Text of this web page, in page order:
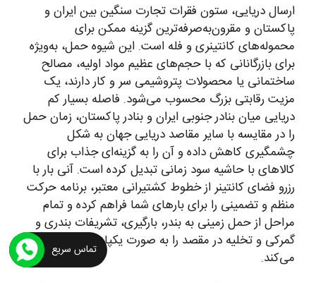
ارسال دریایی، ستون فقرات تجارت سنگین بین ایران و
پاکستان و مقرون‌به‌صرفه‌ترین گزینه ممکن برای
محموله‌های کانتینری و فله است. این شیوه حمل، به‌ویژه
برای بازرگانانی که با حجم‌های عظیم مواد اولیه، مصالح
ساختمانی یا محصولات پتروشیمی سر و کار دارند، یک
مزیت رقابتی بزرگ محسوب می‌شود. فاصله بسیار کم
دریایی میان بنادر جنوبی ایران و بنادر پاکستان، زمان حمل
را در مقایسه با سایر مقاصد دریایی جهان به شکل
چشمگیری کاهش داده و آن را به گزینه‌ای جذاب برای
کالاهای با حاشیه سود زمانی تبدیل کرده است. آنی بار با
رزرو فضای کانتینر از خطوط کشتیرانی معتبر، برنامه حرکت
منظم و تضمینی را برای بارهای شما فراهم کرده و تمام
مراحل از حمل زمینی به بندر، بارگیری، تشریفات بندری و
گمرکی و تخلیه در مقصد را به صورت یکپارچه مدیریت
می‌کند.
تماس سریع